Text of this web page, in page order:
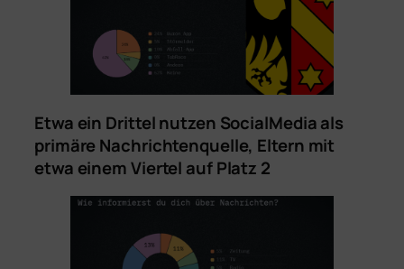
Etwa ein Drittel nutzen SocialMedia als
primäre Nachrichtenquelle, Eltern mit
etwa einem Viertel auf Platz 2